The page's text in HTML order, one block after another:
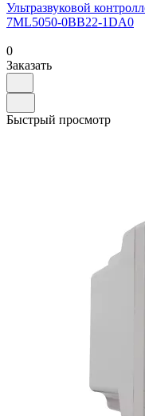
Ультразвуковой
7ML5050-0BB22-1DA0
0
Заказать
Быстрый просмотр